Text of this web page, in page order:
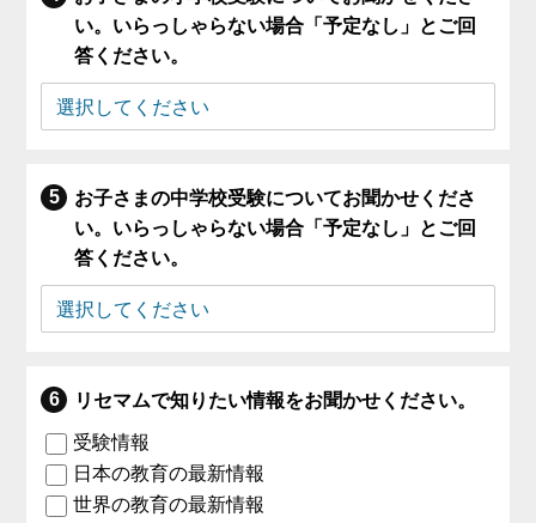
い。いらっしゃらない場合「予定なし」とご回
答ください。
お子さまの中学校受験についてお聞かせくださ
い。いらっしゃらない場合「予定なし」とご回
答ください。
リセマムで知りたい情報をお聞かせください。
受験情報
日本の教育の最新情報
世界の教育の最新情報